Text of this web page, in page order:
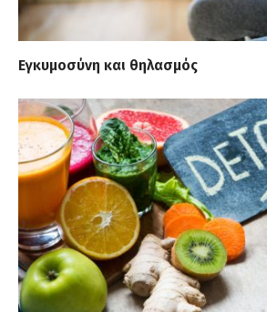
Εγκυμοσύνη και θηλασμός